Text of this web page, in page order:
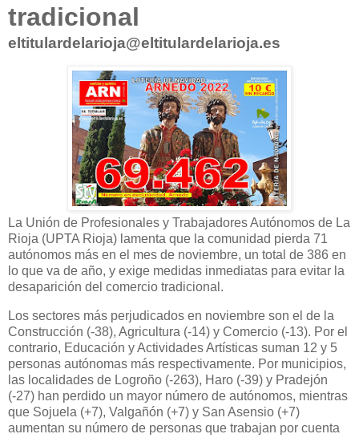
tradicional
eltitulardelarioja@eltitulardelarioja.es
La Unión de Profesionales y Trabajadores Autónomos de La
Rioja (UPTA Rioja) lamenta que la comunidad pierda 71
autónomos más en el mes de noviembre, un total de 386 en
lo que va de año, y exige medidas inmediatas para evitar la
desaparición del comercio tradicional.
Los sectores más perjudicados en noviembre son el de la
Construcción (-38), Agricultura (-14) y Comercio (-13). Por el
contrario, Educación y Actividades Artísticas suman 12 y 5
personas autónomas más respectivamente. Por municipios,
las localidades de Logroño (-263), Haro (-39) y Pradejón
(-27) han perdido un mayor número de autónomos, mientras
que Sojuela (+7), Valgañón (+7) y San Asensio (+7)
aumentan su número de personas que trabajan por cuenta